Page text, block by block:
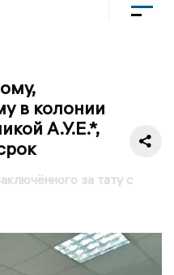
в колонии
А.У.Е.*,
за тату с